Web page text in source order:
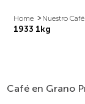
Nuestro Café
1933 1kg
Café en Grano